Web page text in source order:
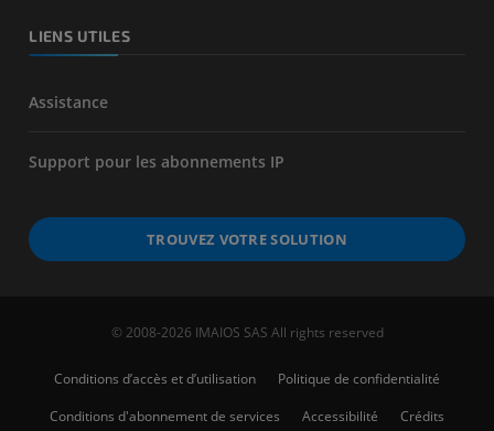
LIENS UTILES
Assistance
Support pour les abonnements IP
TROUVEZ VOTRE SOLUTION
© 2008-2026 IMAIOS SAS All rights reserved
Conditions d’accès et d’utilisation
Politique de confidentialité
Conditions d'abonnement de services
Accessibilité Crédits